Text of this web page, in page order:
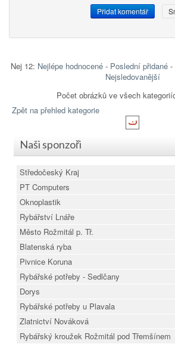
Nej 12: Nejlépe hodnocené- Poslední přidané-
Nejsledovanější
Počet obrázků ve všech
Zpět na přehled kategorie
Naši sponzoři
Středočeský Kraj
PT Computers
Oknoplastik
Rybářství Lnáře
Město Rožmitál p. Tř.
Blatenská ryba
Pivnice Koruna
Rybářské potřeby - Sedlčany
Dorys
Rybářské potřeby u Plavala
Zlatnictví Nováková
Rybářský kroužek Rožmitál pod Třemšínem